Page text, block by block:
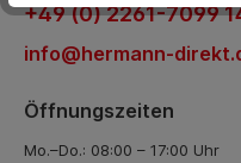
+49 (0) 2261-7099
info@hermann-
Öffnungszeiten
Mo.–Do.: 08:00 – 17:00 Uhr